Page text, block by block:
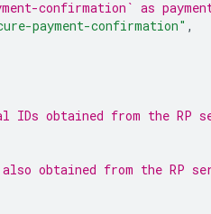
confirmation` as
payment-confirmation" ,
obtained from the RP
obtained from the RP